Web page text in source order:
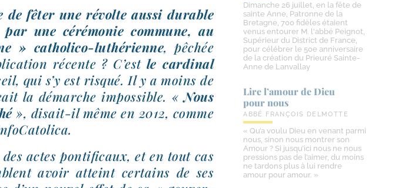
de fêter une révolte aus­si durable
une céré­mo­nie com­mune, au
» catholico-​luthérienne, pêchée
récente ? C’est le car­di­nal
qui s’y est ris­qué. Il y a moins de
la démarche impos­sible. «Nous
», disait-​il même en 2012, comme
des actes pon­ti­fi­caux, et en tout cas
avoir atteint cer­tains de ses
Dimanche 26 juillet, en la fête de
sainte Anne, Patronne de la
Bretagne, 700 fidèles étaient
venus entourer M. l'abbé Peignot,
Supérieur du District de France,
pour célébrer le 50e anniversaire
de la création du Prieuré Sainte-
Anne de Lanvallay
Lire l’amour de Dieu
pour nous
ABBÉ FRANÇOIS DELMOTTE
« Qu’a voulu Dieu en venant parmi
nous, sinon nous montrer son
Amour ? Si jusqu’ici nous ne nous
pressions pas de l’aimer, du moins
ne tardons plus à lui rendre
amour pour amour. »